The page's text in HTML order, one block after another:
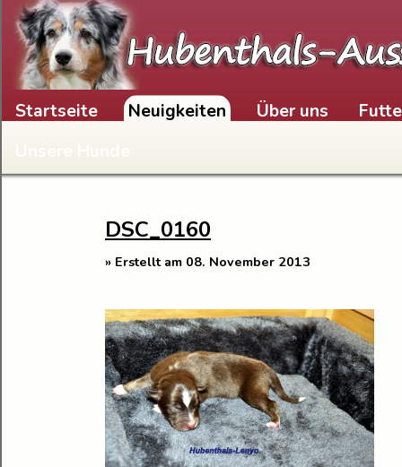
Skip to content
Startseite Neuigkeiten Über uns
Unsere Hunde
DSC_0160
» Erstellt am 08. November 2013